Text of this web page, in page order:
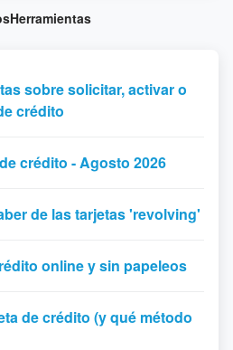
Herramientas
sobre solicitar, activar o
crédito
crédito - Agosto 2026
de las tarjetas 'revolving'
online y sin papeleos
de crédito (y qué método